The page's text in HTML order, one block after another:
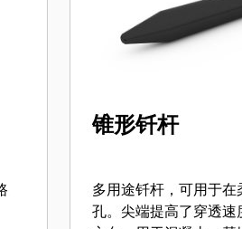
锥形钎杆
多用途钎杆，可用于
孔。尖端提高了穿透